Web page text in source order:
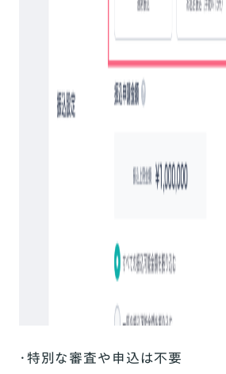
・特別な審査や申込は不要